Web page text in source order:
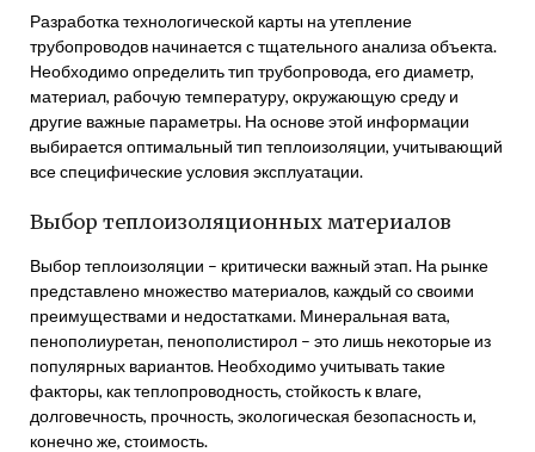
Разработка технологической карты на утепление
трубопроводов начинается с тщательного анализа объекта.
Необходимо определить тип трубопровода, его диаметр,
материал, рабочую температуру, окружающую среду и
другие важные параметры. На основе этой информации
выбирается оптимальный тип теплоизоляции, учитывающий
все специфические условия эксплуатации.
Выбор теплоизоляционных материалов
Выбор теплоизоляции – критически важный этап. На рынке
представлено множество материалов, каждый со своими
преимуществами и недостатками. Минеральная вата,
пенополиуретан, пенополистирол – это лишь некоторые из
популярных вариантов. Необходимо учитывать такие
факторы, как теплопроводность, стойкость к влаге,
долговечность, прочность, экологическая безопасность и,
конечно же, стоимость.